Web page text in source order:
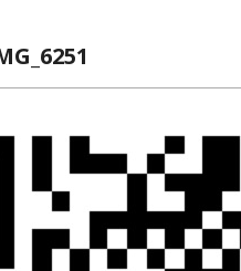
一
起
咖
啡
館